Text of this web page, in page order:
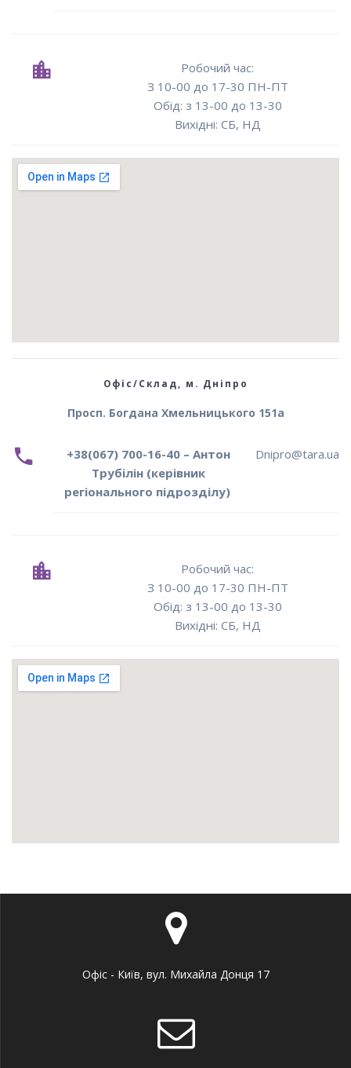
Робочий час:
З 10-00 до 17-30 ПН-ПТ
Oбід: з 13-00 до 13-30
Вихідні: СБ, НД
Офіс/Склад, м. Дніпро
Просп. Богдана Хмельницького 151а
+38(067) 700-16-40 – Антон
Трубілін (керівник
регіонального підрозділу)
Dnipro@tara.ua
Робочий час:
З 10-00 до 17-30 ПН-ПТ
Oбід: з 13-00 до 13-30
Вихідні: СБ, НД
Офіс - Київ, вул. Михайла Донця 17